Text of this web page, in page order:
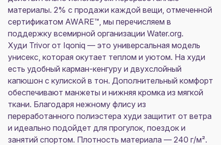
материалы. 2% с продажи каждой вещи, отмеченной
сертификатом AWARE™, мы перечисляем в
поддержку всемирной организации Water.org.
Худи Trivor от Iqoniq — это универсальная модель
унисекс, которая окутает теплом и уютом. На худи
есть удобный карман-кенгуру и двухслойный
капюшон с кулиской в тон. Дополнительный комфорт
обеспечивают манжеты и нижняя кромка из мягкой
ткани. Благодаря нежному флису из
переработанного полиэстера худи защитит от ветра
и идеально подойдет для прогулок, поездок и
занятий спортом. Плотность материала — 240 г/м².